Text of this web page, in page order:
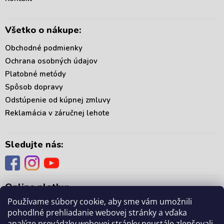
Používame súbory cookie, aby sme vám umožnili
pohodlné prehliadanie webovej stránky a vďaka
Všetko o nákupe:
Obchodné podmienky
Ochrana osobných údajov
Platobné metódy
Spôsob dopravy
Odstúpenie od kúpnej zmluvy
Reklamácia v záručnej lehote
Sledujte nás:
Online platby: